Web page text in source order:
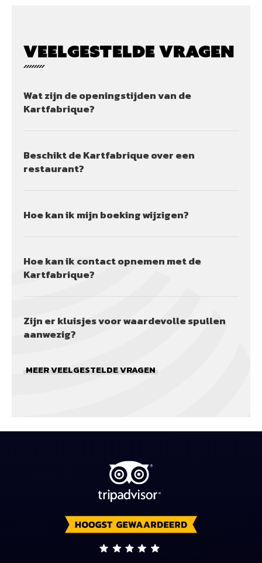
VEELGESTELDE VRAGEN
Wat zijn de openingstijden van de
Kartfabrique?
Beschikt de Kartfabrique over een
restaurant?
Hoe kan ik mijn boeking wijzigen?
Hoe kan ik contact opnemen met de
Kartfabrique?
Zijn er kluisjes voor waardevolle spullen
aanwezig?
MEER VEELGESTELDE VRAGEN